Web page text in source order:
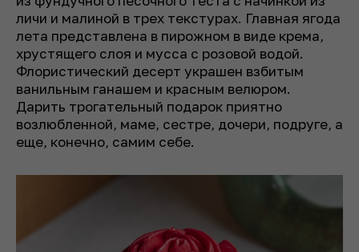
личи и малиной в трех текстурах. Главная ягода
лета представлена в пирожном в виде крема,
хрустящего слоя и мусса с розовой водой.
Флористический десерт украшен взбитым
ванильным ганашем и красным велюром.
Дарить трогательный подарок приятно
возлюбленной, маме, сестре, дочери, подруге, а
еще, конечно, самим себе.